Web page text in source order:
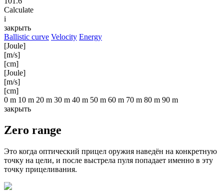
Calculate
i
закрыть
Ballistic curve Velocity Energy
[Joule]
[m/s]
[cm]
[Joule]
[m/s]
[cm]
0 m 10 m 20 m 30 m 40 m 50 m 60 m 70 m 80 m 90 m
закрыть
Zero range
Это когда оптический прицел оружия наведён на конкретную
точку на цели, и после выстрела пуля попадает именно в эту
точку прицеливания.